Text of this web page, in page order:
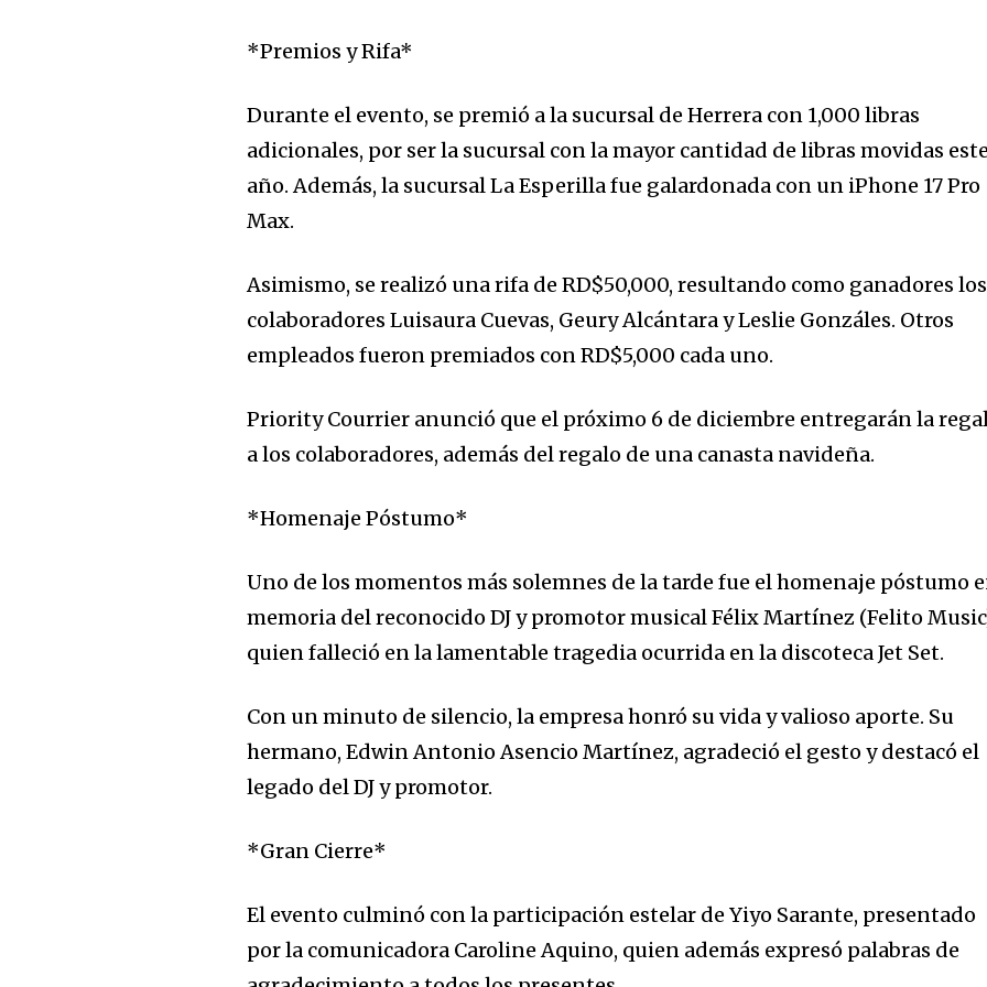
*Premios y Rifa*
Durante el evento, se premió a la sucursal de Herrera con 1,000 libras
adicionales, por ser la sucursal con la mayor cantidad de libras movidas este
año. Además, la sucursal La Esperilla fue galardonada con un iPhone 17 Pro
Max.
Asimismo, se realizó una rifa de RD$50,000, resultando como ganadores los
colaboradores Luisaura Cuevas, Geury Alcántara y Leslie Gonzáles. Otros
empleados fueron premiados con RD$5,000 cada uno.
Priority Courrier anunció que el próximo 6 de diciembre entregarán la
a los colaboradores, además del regalo de una canasta navideña.
*Homenaje Póstumo*
Uno de los momentos más solemnes de la tarde fue el homenaje póstumo
memoria del reconocido DJ y promotor musical Félix Martínez (Felito
quien falleció en la lamentable tragedia ocurrida en la discoteca Jet Set.
Con un minuto de silencio, la empresa honró su vida y valioso aporte. Su
hermano, Edwin Antonio Asencio Martínez, agradeció el gesto y destacó el
legado del DJ y promotor.
*Gran Cierre*
El evento culminó con la participación estelar de Yiyo Sarante, presentado
por la comunicadora Caroline Aquino, quien además expresó palabras de